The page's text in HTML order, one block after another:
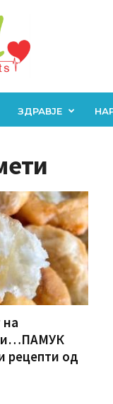
ЗДРАВЈЕ
на
од